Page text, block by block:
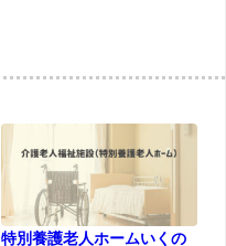
特別養護老人ホームいくの